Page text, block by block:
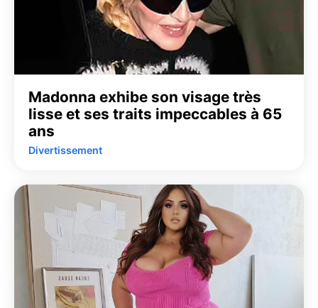
Madonna exhibe son visage très
lisse et ses traits impeccables à 65
ans
Divertissement